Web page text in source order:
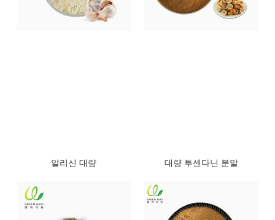
알리신 대량 대량 투센다닌 분말